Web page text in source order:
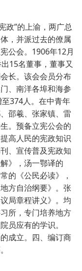
”的上渝，两广总
，并派过去的僚属
公会。1906年12月
15名董事，董事又
长。该会会员分布
、南洋各埠和海参
374人。在中青年
邵羲、张家镇、雷
。预备立宪公会的
高人民的宪政知识
、宣传普及宪政知
》，汤一鄂译的
的《公民必读》，
方自治纲要》。张
局章程讲义》。均
所，专门培养地方
员应有的学识。
成立。四、编订商